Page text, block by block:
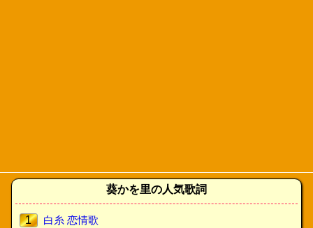
葵かを里の人気歌詞
1
白糸 恋情歌